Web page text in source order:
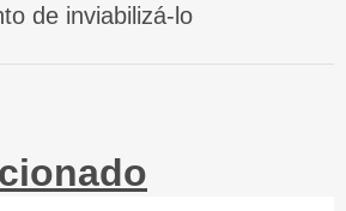
de inviabilizá-lo